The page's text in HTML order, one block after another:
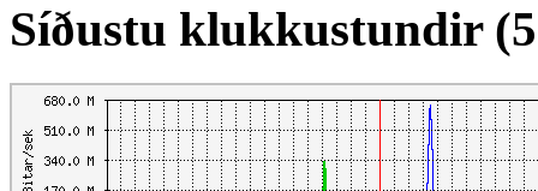
Síðustu klukkustundir